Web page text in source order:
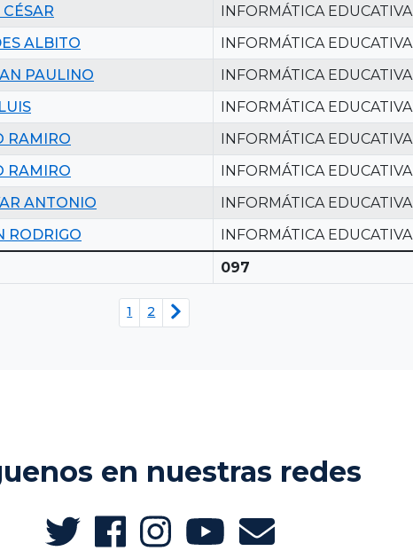
INFORMÁTICA EDUCATIVA
ALBITO INFORMÁTICA EDUCATIVA
PAULINO INFORMÁTICA EDUCATIVA
INFORMÁTICA EDUCATIVA
RAMIRO INFORMÁTICA EDUCATIVA
RAMIRO INFORMÁTICA EDUCATIVA
ANTONIO INFORMÁTICA EDUCATIVA
RODRIGO INFORMÁTICA EDUCATIVA
097
1 2
en nuestras redes